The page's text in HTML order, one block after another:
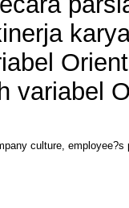
variabel
culture, employee?s